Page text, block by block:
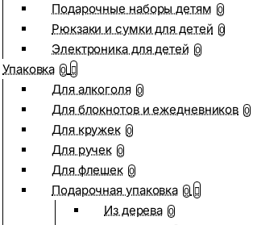
Подарочные наборы детям 0
Рюкзаки и сумки для детей 0
Электроника для детей 0
Упаковка 0
Для алкоголя 0
Для блокнотов и ежедневников 0
Для кружек 0
Для ручек 0
Для флешек 0
Подарочная упаковка 0
Из дерева 0